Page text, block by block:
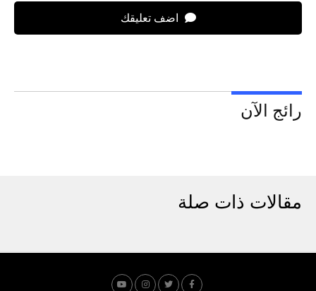
اضف تعليقك
رائج الآن
مقالات ذات صلة